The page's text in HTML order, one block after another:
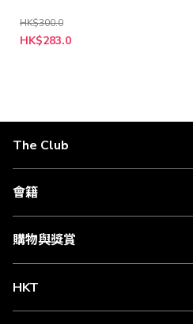
HK$300.0
特
殊
HK$283.0
The Club
關於 The Club
合作夥伴
媒體中心
會籍
會籍及專屬禮遇
賺取積分
購物與獎賞
物流與配送
Club Shopping 商品領取站
HKT
csl.